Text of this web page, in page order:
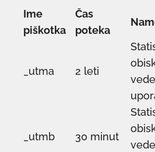
Ime
piškotka
Čas
poteka
_utma 2 leti
_utmb 30 minut